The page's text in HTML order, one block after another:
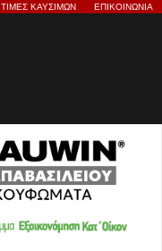
ΤΙΜΕΣ ΚΑΥΣΙΜΩΝ ΕΠΙΚΟΙΝΩΝΙΑ